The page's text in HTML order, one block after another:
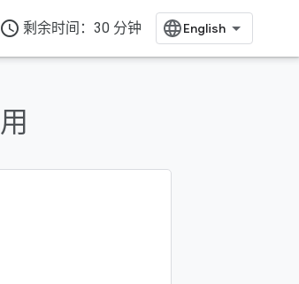
access_time 剩余时间：30 分钟